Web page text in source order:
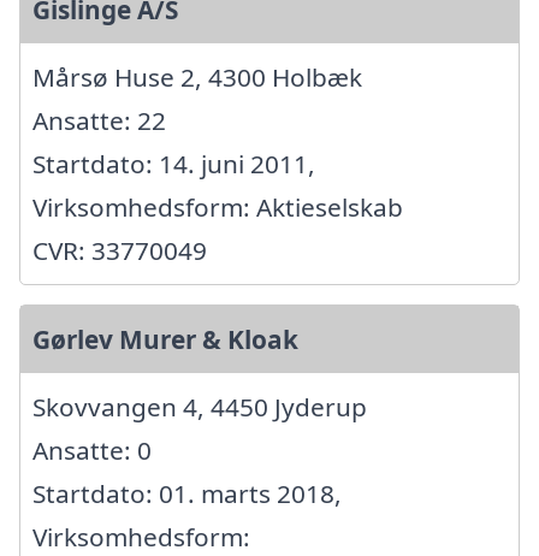
Gislinge A/S
Mårsø Huse 2, 4300 Holbæk
Ansatte: 22
Startdato: 14. juni 2011,
Virksomhedsform: Aktieselskab
CVR: 33770049
Gørlev Murer & Kloak
Skovvangen 4, 4450 Jyderup
Ansatte: 0
Startdato: 01. marts 2018,
Virksomhedsform: